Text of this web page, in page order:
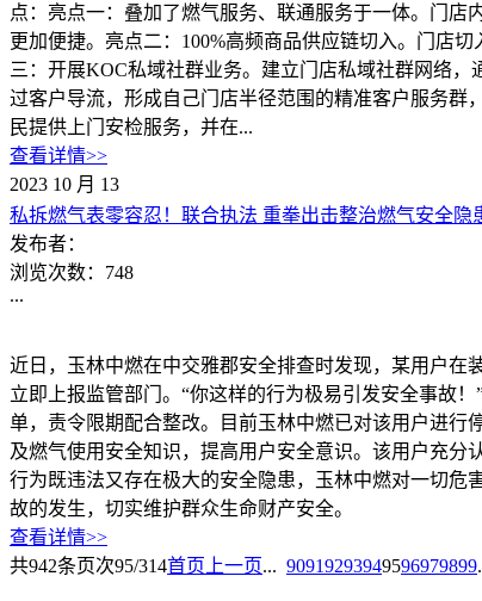
点：亮点一：叠加了燃气服务、联通服务于一体。门
更加便捷。亮点二：100%高频商品供应链切入。门店
三：开展KOC私域社群业务。建立门店私域社群网络
过客户导流，形成自己门店半径范围的精准客户服务群
民提供上门安检服务，并在...
查看详情>>
2023 10 月 13
私拆燃气表零容忍！联合执法 重拳出击整治燃气安全隐
发布者：
浏览次数： 748
...
近日，玉林中燃在中交雅郡安全排查时发现，某用户在
立即上报监管部门。“你这样的行为极易引发安全事故
单，责令限期配合整改。目前玉林中燃已对该用户进行
及燃气使用安全知识，提高用户安全意识。该用户充
行为既违法又存在极大的安全隐患，玉林中燃对一切危
故的发生，切实维护群众生命财产安全。
查看详情>>
共942条页次95/314首页 上一页... 90919293949596979899